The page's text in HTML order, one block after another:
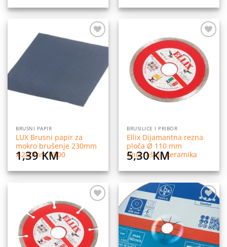
Dodaj
BRUSNI PAPIR
LUX Brusni papir za
mokro brušenje 230mm
x 280mm K800
1,39KM
na
listu
želja
BRUSILICE I PRIBOR
Ellix Dijamantna rezna
ploča Ø 110 mm
unutrašnja keramika
5,30KM
na
listu
želja
Dodaj
na
listu
želja